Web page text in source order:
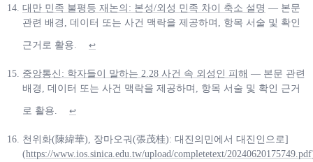
대만 민족 불평등 재논의: 본성/외성 민족 차이 축소 설명 — 본문
관련 배경, 데이터 또는 사건 맥락을 제공하며, 항목 서술 및 확인
근거로 활용. ↩
중앙통신: 학자들이 말하는 2.28 사건 속 외성인 피해 — 본문 관련
배경, 데이터 또는 사건 맥락을 제공하며, 항목 서술 및 확인 근거
로 활용. ↩
천위화(陳緯華), 장마오궈(張茂桂): 대진의민에서 대진인으로]
(https://www.ios.sinica.edu.tw/upload/completetext/20240620175749.pdf